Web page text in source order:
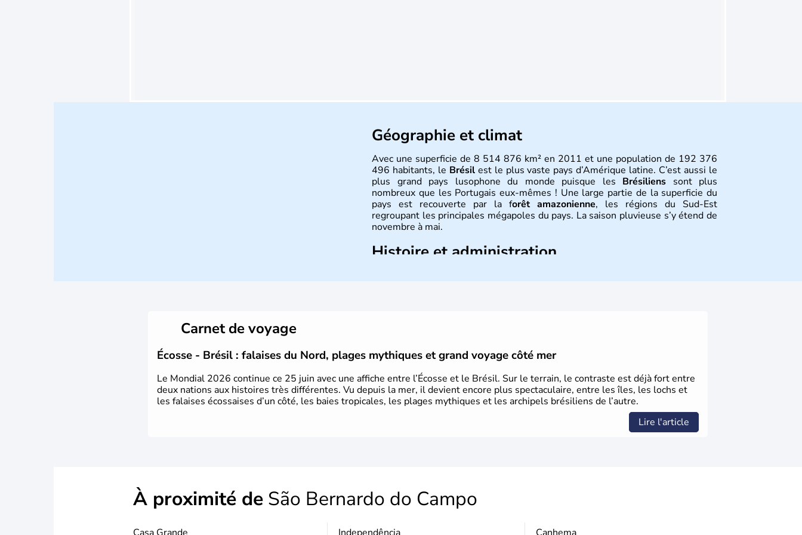
Géographie et climat
Avec une superficie de 8 514 876 km² en 2011 et une population de 192 376
496 habitants, le Brésilest le plus vaste pays d’Amérique latine. C’est aussi le
plus grand pays lusophone du monde puisque les Brésiliens sont plus
nombreux que les Portugais eux-mêmes ! Une large partie de la superficie du
pays est recouverte par la forêt amazonienne, les régions du Sud-Est
regroupant les principales mégapoles du pays. La saison pluvieuse s’y étend de
novembre à mai.
Histoire et administration
Carnet de voyage
Écosse - Brésil : falaises du Nord, plages mythiques et grand voyage côté mer
Le Mondial 2026 continue ce 25 juin avec une affiche entre l’Écosse et le Brésil. Sur le terrain, le contraste est déjà fort entre
deux nations aux histoires très différentes. Vu depuis la mer, il devient encore plus spectaculaire, entre les îles, les lochs et
les falaises écossaises d’un côté, les baies tropicales, les plages mythiques et les archipels brésiliens de l’autre.
Lire l'article
À proximité de São Bernardo do Campo